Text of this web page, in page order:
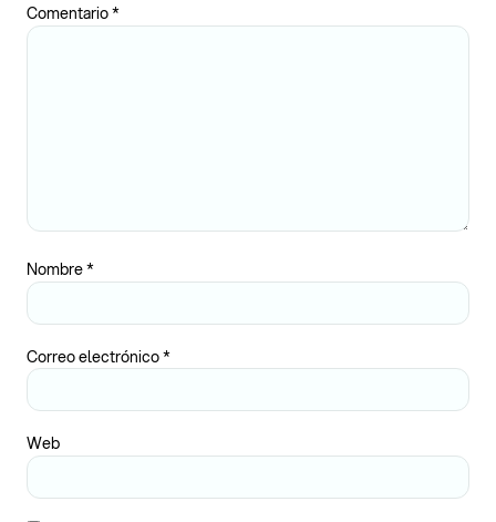
Comentario*
Nombre*
Correo electrónico*
Web